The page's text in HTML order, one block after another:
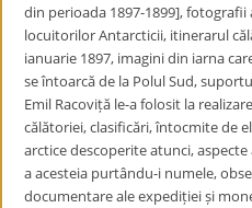
din perioada 1897-1899], fotografii
locuitorilor Antarcticii, itinerarul
ianuarie 1897, imagini din iarna
se întoarcă de la Polul Sud,
Emil Racoviță le-a folosit la
călătoriei, clasificări, întocmite de
arctice descoperite atunci,
a acesteia purtându-i numele,
documentare ale expediției și